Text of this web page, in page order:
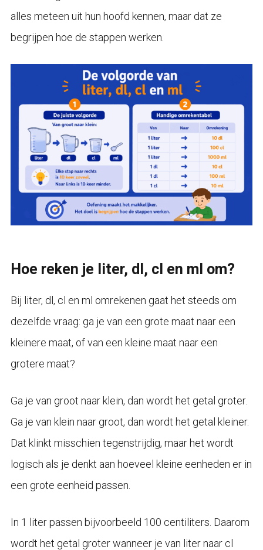
alles meteen uit hun hoofd kennen, maar dat ze
begrijpen hoe de stappen werken.
Hoe reken je liter, dl, cl en ml om?
Bij liter, dl, cl en ml omrekenen gaat het steeds om
dezelfde vraag: ga je van een grote maat naar een
kleinere maat, of van een kleine maat naar een
grotere maat?
Ga je van groot naar klein, dan wordt het getal groter.
Ga je van klein naar groot, dan wordt het getal kleiner.
Dat klinkt misschien tegenstrijdig, maar het wordt
logisch als je denkt aan hoeveel kleine eenheden er in
een grote eenheid passen.
In 1 liter passen bijvoorbeeld 100 centiliters. Daarom
wordt het getal groter wanneer je van liter naar cl